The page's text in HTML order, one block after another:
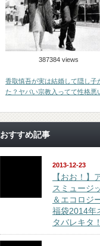
387384 views
香取慎吾が実は結婚して隠し子
た？ヤバい宗教入ってて性格悪
おすすめ記事
2013-12-23
【おお！】
スミュージ
＆エコロジ
福袋2014年
タバレキタ！